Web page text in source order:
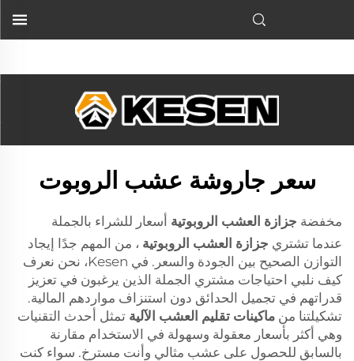
للمشترين بالجملةعند شرائك
سعر جاروشة عشب الروبوت
مخفضة جزازة العشب الروبوتية أسعار للشراء بالجملة
عندما تشتري جزازة العشب الروبوتية ، من المهم جدًا إيجاد
التوازن الصحيح بين الجودة والسعر. في Kesen، نحن نعرف
كيف نلبي احتياجات مشتري الجملة الذين يرغبون في تعزيز
قدراتهم في تجميل الحدائق دون استنزاف مواردهم المالية.
تشكيلتنا من ماكينات تقليم العشب الآلية تمثل أحدث التقنيات
وهي أكثر بأسعار معقولة وسهولة في الاستخدام مقارنة
بالسابق للحصول على عشب مثالي وأنت مسترخٍ. سواء كنت